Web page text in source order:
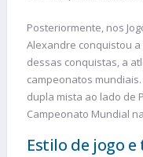
Posteriormente, nos
Alexandre conquistou
dessas conquistas, a
campeonatos
dupla mista ao lado de
Campeonato Mundial
Estilo de jogo